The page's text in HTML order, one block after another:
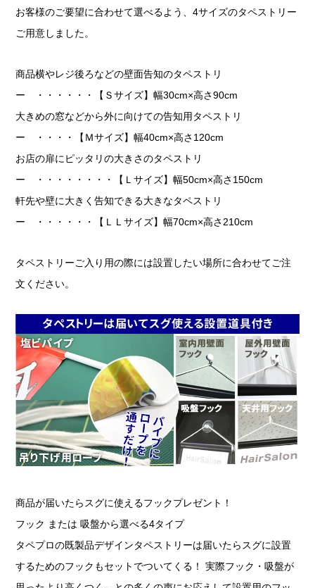
お客様のご要望に合わせて選べるよう、4サイズのタペストリー
ご用意しました。
商品横やレジ後ろなどの壁面告知のタペストリ
ー ・・・・・・【Ｓサイズ】幅30cm×高さ90cm
大きめの窓などから外に向けての告知用タペストリ
ー ・・・・【Ｍサイズ】幅40cm×高さ120cm
お店の扉にピッタリの大きさのタペストリ
ー ・・・・・・・・【Ｌサイズ】幅50cm×高さ150cm
軒先や壁に大きく告知できる大きなタペストリ
ー ・・・・・・【ＬＬサイズ】幅70cm×高さ210cm
タペストリーご入り用の際には設置したい場所に合わせてご注
文ください。
商品が届いたらスグに使えるフックプレゼント！
フック または 吸盤から選べる4タイプ
タペプロの既製品デザインタペストリーは届いたらスグに設置
するためのフックもセットでついてくる！ 実際フック・吸盤が